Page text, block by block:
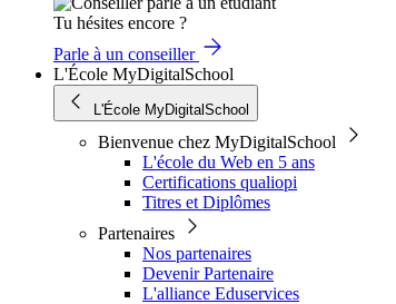
Tu hésites encore ?
Parle à un conseiller
L'École MyDigitalSchool
L'École MyDigitalSchool
Bienvenue chez MyDigitalSchool
L'école du Web en 5 ans
Certifications qualiopi
Titres et Diplômes
Partenaires
Nos partenaires
Devenir Partenaire
L'alliance Eduservices